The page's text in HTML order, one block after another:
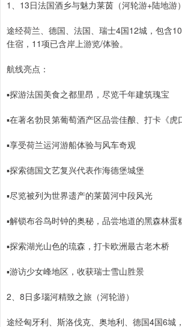
1、13日法国酒乡与魅力莱茵（河轮游+陆地游）
途经荷兰、德国、法国、瑞士4国12城，包含
住宿，11项已含岸上游览/体验。
航线亮点：
▪️探游法国美食之都里昂，尽览千年建筑瑰宝
▪️在著名勃艮第葡萄酒产区品尝佳酿、打卡《虎
▪️享受荷兰运河游船体验与风车奇观
▪️探索德国文艺复兴代表作海德堡城堡
▪️尽览被列为世界遗产的莱茵河中段风光
▪️解锁布谷鸟时钟的奥秘，品尝地道的黑森林蛋
▪️探索湖光山色的琉森，打卡欧洲最古老木桥
▪️游访少女峰地区，收获瑞士雪山胜景
2、8日多瑙河精致之旅（河轮游）
途经匈牙利、斯洛伐克、奥地利、德国4国6城